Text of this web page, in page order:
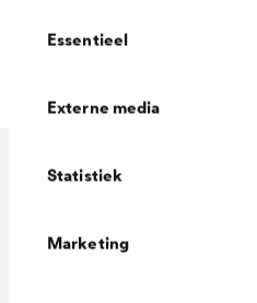
Essentieel
Externe media
Statistiek
Marketing
-mat oppervlak
Technische